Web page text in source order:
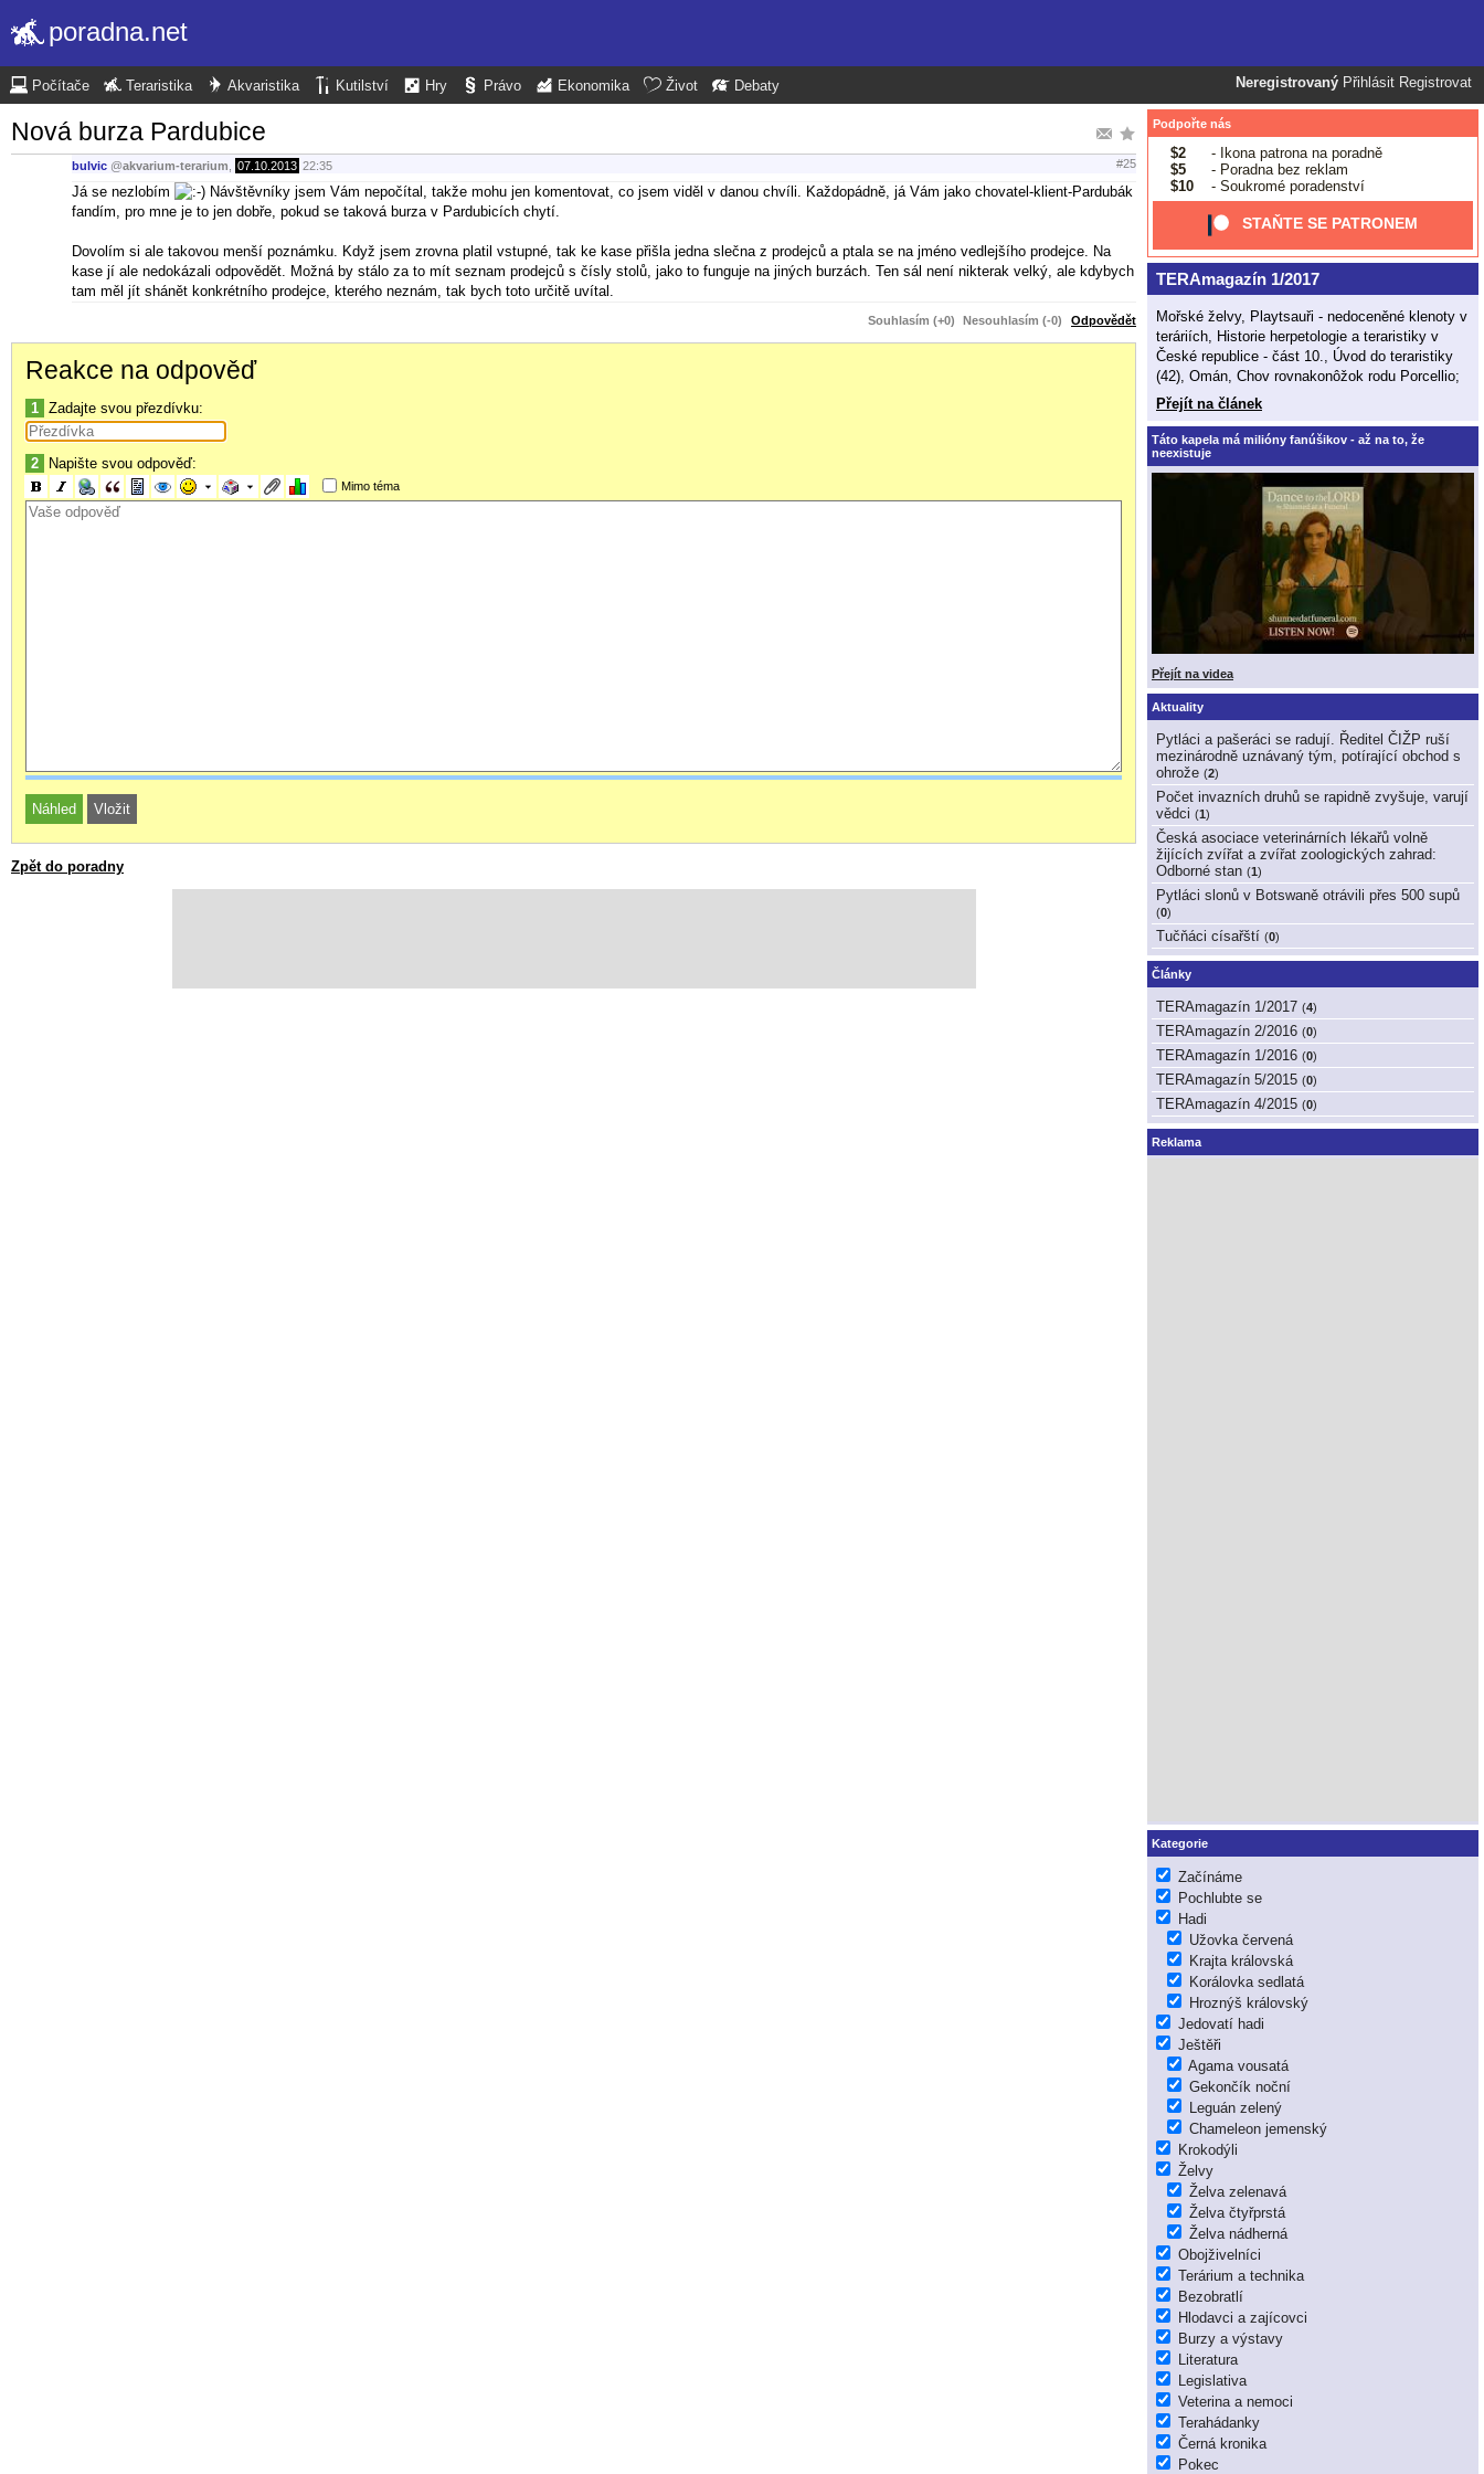
poradna.net
Neregistrovaný Přihlásit Registrovat
Počítače Teraristika Akvaristika Kutilství Hry Právo Ekonomika Život Debaty
Nová burza Pardubice
bulvic @akvarium-terarium 07.10.2013 22:35 #25
Já se nezlobím
Návštěvníky jsem Vám nepočítal, takže mohu jen komentovat, co jsem viděl v danou chvíli. Každopádně, já Vám jako chovatel-klient-Pardubák
fandím, pro mne je to jen dobře, pokud se taková burza v Pardubicích chytí.
Dovolím si ale takovou menší poznámku. Když jsem zrovna platil vstupné, tak ke kase přišla jedna slečna z prodejců a ptala se na jméno vedlejšího prodejce. Na
kase jí ale nedokázali odpovědět. Možná by stálo za to mít seznam prodejců s čísly stolů, jako to funguje na jiných burzách. Ten sál není nikterak velký, ale kdybych
tam měl jít shánět konkrétního prodejce, kterého neznám, tak bych toto určitě uvítal.
Souhlasím (+0) Nesouhlasím (-0) Odpovědět
Reakce na odpověď
1 Zadajte svou přezdívku:
2 Napište svou odpověď:
Mimo téma
Zpět do poradny
Podpořte nás
$2
- Ikona patrona na poradně
$5
- Poradna bez reklam
$10
- Soukromé poradenství
STAŇTE SE PATRONEM
TERAmagazín 1/2017
Mořské želvy, Playtsauři - nedoceněné klenoty v
teráriích, Historie herpetologie a teraristiky v
České republice - část 10., Úvod do teraristiky
(42), Omán, Chov rovnakonôžok rodu Porcellio;
Přejít na článek
Táto kapela má milióny fanúšikov - až na to, že
neexistuje
Přejít na videa
Aktuality
Pytláci a pašeráci se radují. Ředitel ČIŽP ruší
mezinárodně uznávaný tým, potírající obchod s
ohrože (2)
Počet invazních druhů se rapidně zvyšuje, varují
vědci (1)
Česká asociace veterinárních lékařů volně
žijících zvířat a zvířat zoologických zahrad:
Odborné stan (1)
Pytláci slonů v Botswaně otrávili přes 500 supů
(0)
Tučňáci císařští (0)
Články
TERAmagazín 1/2017 (4)
TERAmagazín 2/2016 (0)
TERAmagazín 1/2016 (0)
TERAmagazín 5/2015 (0)
TERAmagazín 4/2015 (0)
Reklama
Kategorie
Začínáme
Pochlubte se
Hadi
Užovka červená
Krajta královská
Korálovka sedlatá
Hroznýš královský
Jedovatí hadi
Ještěři
Agama vousatá
Gekončík noční
Leguán zelený
Chameleon jemenský
Krokodýli
Želvy
Želva zelenavá
Želva čtyřprstá
Želva nádherná
Obojživelníci
Terárium a technika
Bezobratlí
Hlodavci a zajícovci
Burzy a výstavy
Literatura
Legislativa
Veterina a nemoci
Terahádanky
Černá kronika
Pokec